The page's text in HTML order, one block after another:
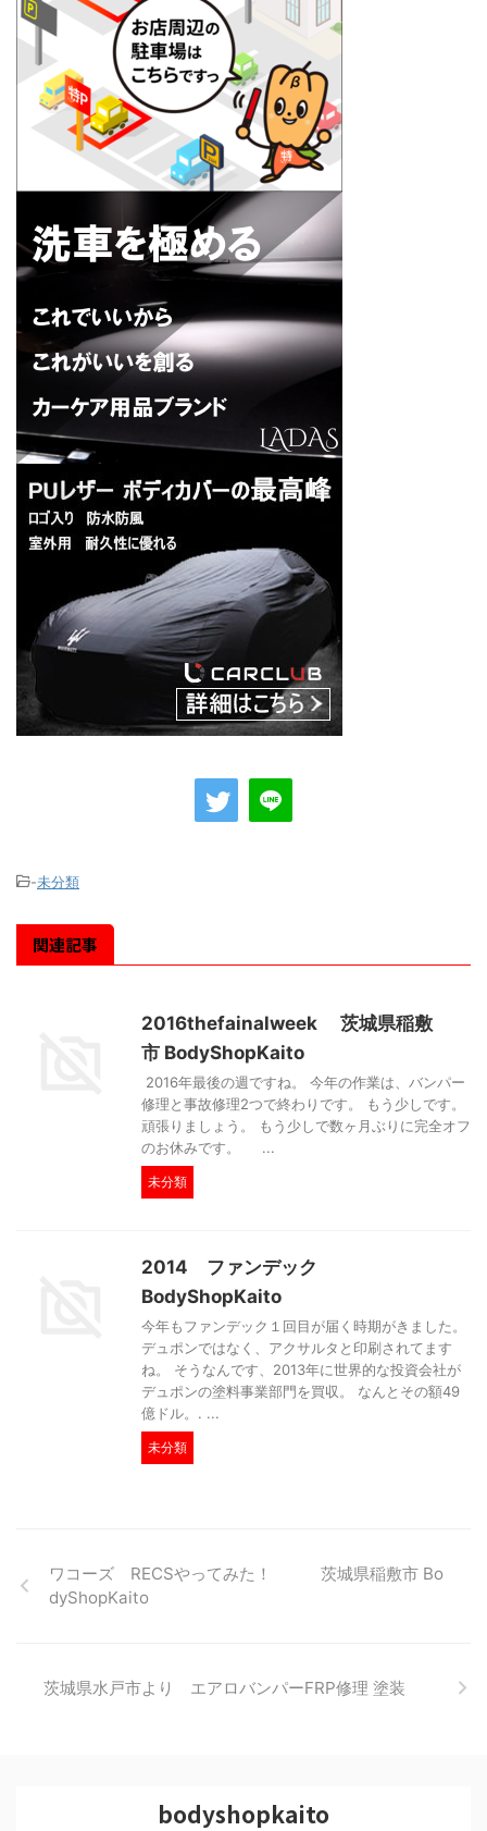
-未分類
関連記事
2016thefainalweek 茨城県稲敷
市 BodyShopKaito
2016年最後の週ですね。 今年の作業は、バンパー
修理と事故修理2つで終わりです。 もう少しです。
頑張りましょう。 もう少しで数ヶ月ぶりに完全オフ
のお休みです。 ...
未分類
2014 ファンデック
BodyShopKaito
今年もファンデック１回目が届く時期がきました。
デュポンではなく、アクサルタと印刷されてます
ね。 そうなんです、2013年に世界的な投資会社が
デュポンの塗料事業部門を買収。 なんとその額49
億ドル。. ...
未分類
ワコーズ RECSやってみた！ 茨城県稲敷市 Bo
dyShopKaito
茨城県水戸市より エアロバンパーFRP修理 塗装
bodyshopkaito